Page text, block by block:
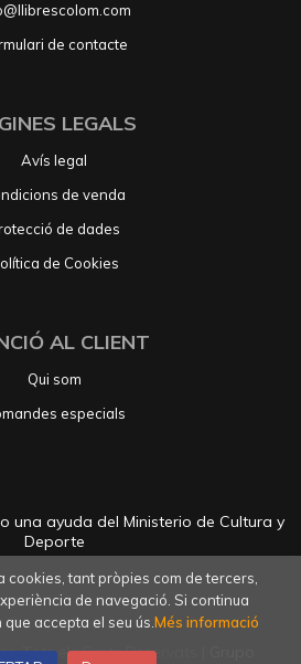
de contacte
LEGALS
Avís legal
de venda
de dades
de Cookies
AL CLIENT
Qui som
especials
una ayuda del Ministerio de Cultura y
Deporte
. Tots els Drets Reservats |
cookies, tant pròpies com de tercers,
de navegació. Si continua
accepta el seu ús. Més informació